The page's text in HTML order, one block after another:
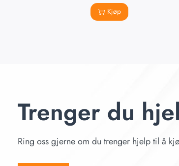
Kjøp
Trenger du
Ring oss gjerne om du trenger hjelp til å